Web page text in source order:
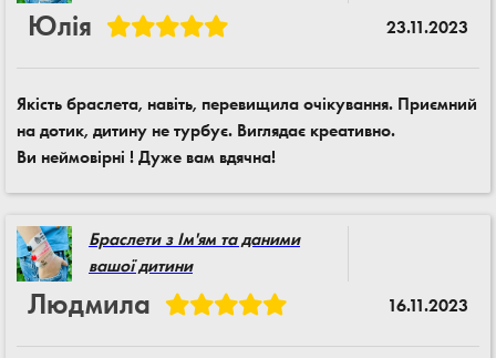
Юлія 23.11.2023
Якість браслета, навіть, перевищила очікування. Приємний
на дотик, дитину не турбує. Виглядає креативно.
Ви неймовірні ! Дуже вам вдячна!
Браслети з Ім'ям та даними
вашої дитини
Людмила 16.11.2023